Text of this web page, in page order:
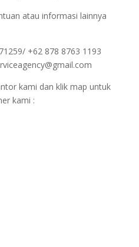
atau informasi lainnya
+62 878 8763 1193
kami dan klik map untuk
kami :